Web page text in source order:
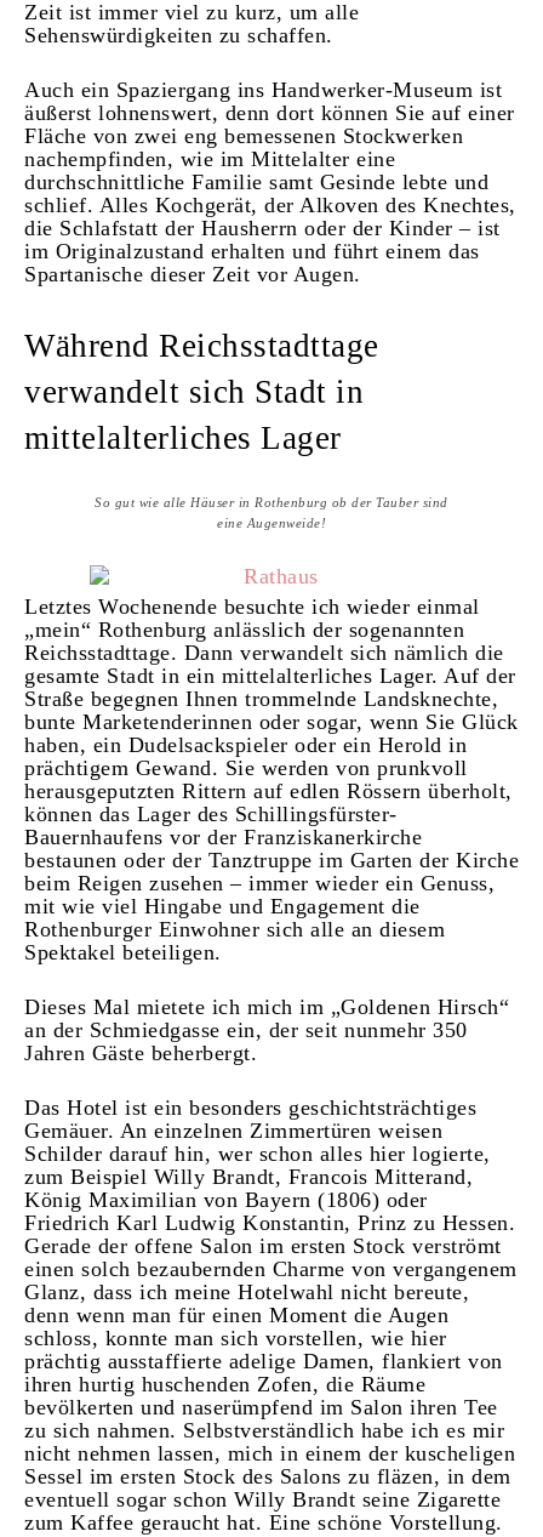
Zeit ist immer viel zu kurz, um alle
Sehenswürdigkeiten zu schaffen.
Auch ein Spaziergang ins Handwerker-Museum ist
äußerst lohnenswert, denn dort können Sie auf einer
Fläche von zwei eng bemessenen Stockwerken
nachempfinden, wie im Mittelalter eine
durchschnittliche Familie samt Gesinde lebte und
schlief. Alles Kochgerät, der Alkoven des Knechtes,
die Schlafstatt der Hausherrn oder der Kinder – ist
im Originalzustand erhalten und führt einem das
Spartanische dieser Zeit vor Augen.
Während Reichsstadttage
verwandelt sich Stadt in
mittelalterliches Lager
So gut wie alle Häuser in Rothenburg ob der Tauber sind
eine Augenweide!
Letztes Wochenende besuchte ich wieder einmal
„mein“ Rothenburg anlässlich der sogenannten
Reichsstadttage. Dann verwandelt sich nämlich die
gesamte Stadt in ein mittelalterliches Lager. Auf der
Straße begegnen Ihnen trommelnde Landsknechte,
bunte Marketenderinnen oder sogar, wenn Sie Glück
haben, ein Dudelsackspieler oder ein Herold in
prächtigem Gewand. Sie werden von prunkvoll
herausgeputzten Rittern auf edlen Rössern überholt,
können das Lager des Schillingsfürster-
Bauernhaufens vor der Franziskanerkirche
bestaunen oder der Tanztruppe im Garten der Kirche
beim Reigen zusehen – immer wieder ein Genuss,
mit wie viel Hingabe und Engagement die
Rothenburger Einwohner sich alle an diesem
Spektakel beteiligen.
Dieses Mal mietete ich mich im „Goldenen Hirsch“
an der Schmiedgasse ein, der seit nunmehr 350
Jahren Gäste beherbergt.
Das Hotel ist ein besonders geschichtsträchtiges
Gemäuer. An einzelnen Zimmertüren weisen
Schilder darauf hin, wer schon alles hier logierte,
zum Beispiel Willy Brandt, Francois Mitterand,
König Maximilian von Bayern (1806) oder
Friedrich Karl Ludwig Konstantin, Prinz zu Hessen.
Gerade der offene Salon im ersten Stock verströmt
einen solch bezaubernden Charme von vergangenem
Glanz, dass ich meine Hotelwahl nicht bereute,
denn wenn man für einen Moment die Augen
schloss, konnte man sich vorstellen, wie hier
prächtig ausstaffierte adelige Damen, flankiert von
ihren hurtig huschenden Zofen, die Räume
bevölkerten und naserümpfend im Salon ihren Tee
zu sich nahmen. Selbstverständlich habe ich es mir
nicht nehmen lassen, mich in einem der kuscheligen
Sessel im ersten Stock des Salons zu fläzen, in dem
eventuell sogar schon Willy Brandt seine Zigarette
zum Kaffee geraucht hat. Eine schöne Vorstellung.